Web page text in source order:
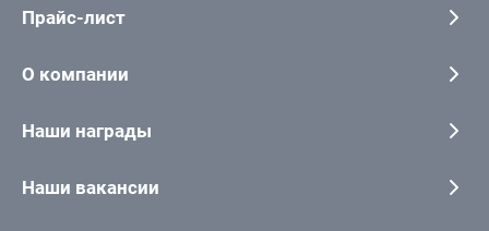
Прайс-лист
О компании
Наши награды
Наши вакансии